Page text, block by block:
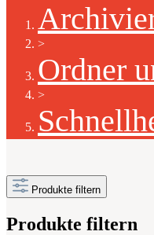
>
Ordner
>
Produkte filtern
Produkte filtern